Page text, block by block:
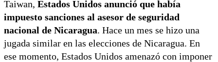
Taiwan, Estados Unidos anunció que había
impuesto sanciones al asesor de seguridad
nacional de Nicaragua. Hace un mes se hizo una
jugada similar en las elecciones de Nicaragua. En
ese momento, Estados Unidos amenazó con imponer